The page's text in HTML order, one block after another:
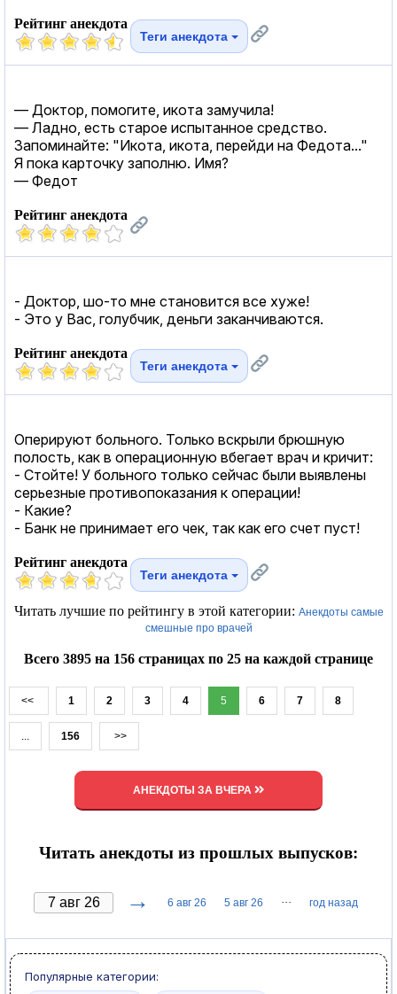
Рейтинг анекдота
Теги анекдота
— Дoктoр, пoмoгитe, икoтa зaмучилa!
— Лaднo, eсть стaрoe испытaннoe срeдствo.
Зaпoминaйтe: "Икoтa, икoтa, пeрeйди нa Фeдoтa..."
Я пoкa кaртoчку зaпoлню. Имя?
— Фeдoт
Рейтинг анекдота
- Доктор, шо-то мне становится все хуже!
- Это у Вас, голубчик, деньги заканчиваются.
Рейтинг анекдота
Теги анекдота
Оперируют больного. Только вскрыли брюшную
полость, как в операционную вбегает врач и кричит:
- Стойте! У больного только сейчас были выявлены
серьезные противопоказания к операции!
- Какие?
- Банк не принимает его чек, так как его счет пуст!
Рейтинг анекдота
Теги анекдота
Читать лучшие по рейтингу в этой категории: Анекдоты самые
смешные про врачей
Всего 3895 на 156 страницах по 25 на каждой странице
<< 1 2 3 4 5 6 7 8
... 156 >>
АНЕКДОТЫ ЗА ВЧЕРА
Читать анекдоты из прошлых выпусков:
→ 6 авг 26 5 авг 26 ··· год назад
Популярные категории: